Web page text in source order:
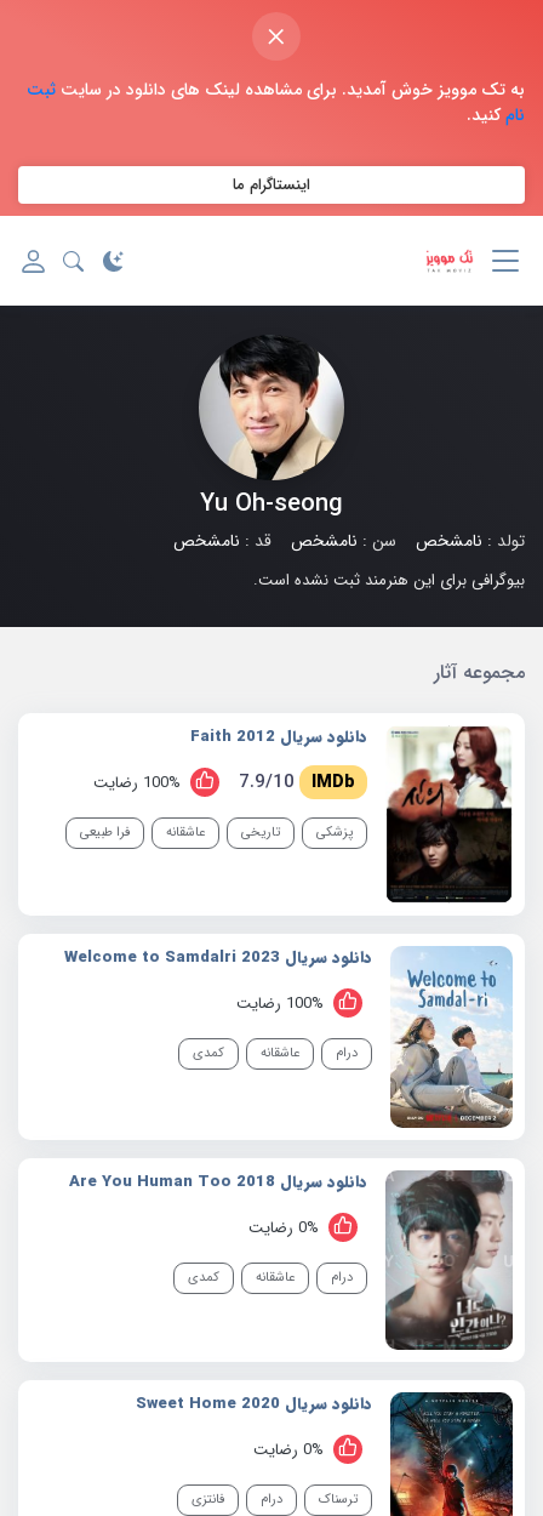
×
به تک موویز خوش آمدید. برای مشاهده لینک های دانلود در سایت ثبت
نامکنید.
اینستاگرام ما
Yu Oh-seong
تولد : نامشخص سن : نامشخص قد : نامشخص
بیوگرافی برای این هنرمند ثبت نشده است.
مجموعه آثار
دانلود سریال 2012 Faith
7.9/10 100% رضایت
پزشکی تاریخی عاشقانه فرا طبیعی
دانلود سریال 2023 Welcome to Samdalri
100% رضایت
درام عاشقانه کمدی
دانلود سریال 2018 Are You Human Too
0% رضایت
درام عاشقانه کمدی
دانلود سریال 2020 Sweet Home
0% رضایت
ترسناک درام فانتزی